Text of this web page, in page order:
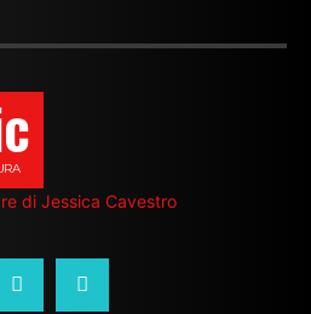
di Jessica Cavestro